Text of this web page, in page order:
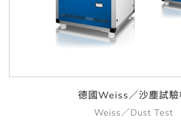
德國Weiss／沙塵試驗
Weiss／Dust Test